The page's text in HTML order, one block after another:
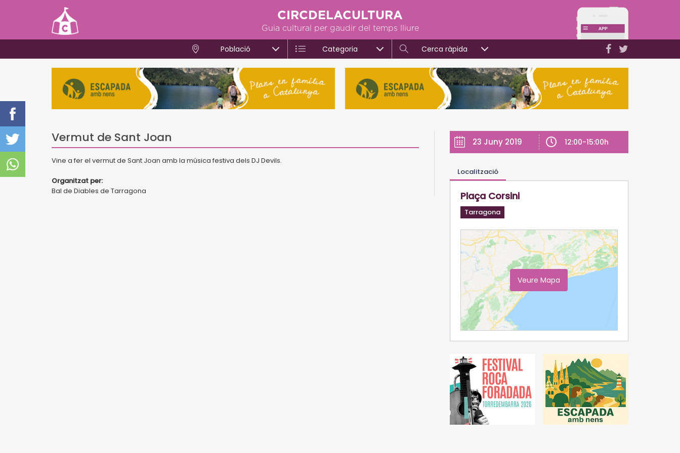
CIRCDELACULTURA
Guia cultural per gaudir del temps lliure
Població Categoria Cerca ràpida
Vermut de Sant Joan
Vine a fer el vermut de Sant Joan amb la música festiva dels DJ Devils.
Organitzat per:
Bal de Diables de Tarragona
23 Juny 2019 12:00-15:00h
Localització
Plaça Corsini
Tarragona
Veure Mapa